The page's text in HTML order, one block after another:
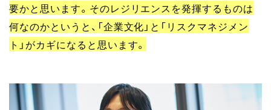
要かと思います。そのレジリエンスを発揮するものは
何なのかというと、「企業文化」と「リスクマネジメン
ト」がカギになると思います。